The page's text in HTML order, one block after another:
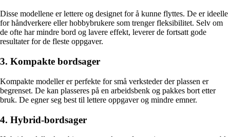
Disse modellene er lettere og designet for å kunne flyttes. De er ideelle
for håndverkere eller hobbybrukere som trenger fleksibilitet. Selv om
de ofte har mindre bord og lavere effekt, leverer de fortsatt gode
resultater for de fleste oppgaver.
3. Kompakte bordsager
Kompakte modeller er perfekte for små verksteder der plassen er
begrenset. De kan plasseres på en arbeidsbenk og pakkes bort etter
bruk. De egner seg best til lettere oppgaver og mindre emner.
4. Hybrid-bordsager